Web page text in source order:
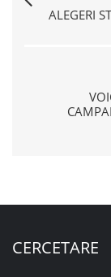
ALEGERI
CERCETARE